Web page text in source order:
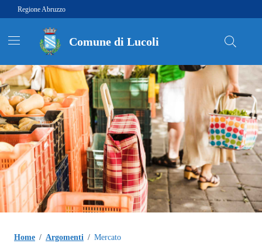
Vai ai contenuti
Vai al footer
Regione Abruzzo
Comune di Lucoli
Contenuti in evidenza
Home / Argomenti / Mercato